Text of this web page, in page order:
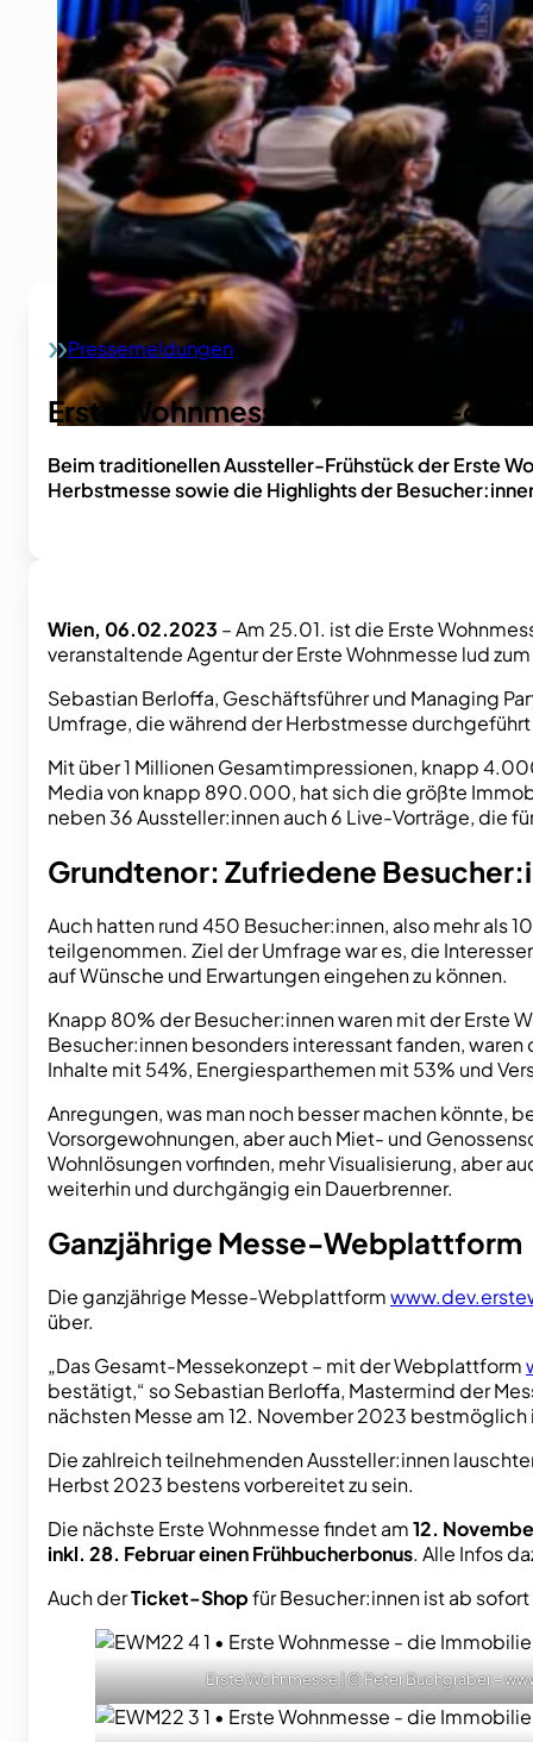
Home
Pressemeldungen
Erste Wohnmesse 2023: Kick-off
Beim traditionellen Aussteller-Frühstück der Erste
Herbstmesse sowie die Highlights der
Wien, 06.02.2023 – Am 25.01. ist die Erste
veranstaltende Agentur der Erste Wohnmesse lud
Sebastian Berloffa, Geschäftsführer und Managing
Umfrage, die während der Herbstmesse
Mit über 1 Millionen Gesamtimpressionen, knapp
Media von knapp 890.000, hat sich die größte
neben 36 Aussteller:innen auch 6 Live-Vorträge, die
Grundtenor: Zufriedene
Auch hatten rund 450 Besucher:innen, also mehr als
teilgenommen. Ziel der Umfrage war es, die
auf Wünsche und Erwartungen eingehen zu können.
Knapp 80% der Besucher:innen waren mit der Erste
Besucher:innen besonders interessant fanden,
Inhalte mit 54%, Energiesparthemen mit 53% und
Anregungen, was man noch besser machen könnte,
Vorsorgewohnungen, aber auch Miet- und
Wohnlösungen vorfinden, mehr Visualisierung, aber
weiterhin und durchgängig ein Dauerbrenner.
Ganzjährige Messe-Webplattform
Die ganzjährige Messe-Webplattform
über.
„Das Gesamt-Messekonzept – mit der Webplattform
bestätigt,“ so Sebastian Berloffa, Mastermind der
nächsten Messe am 12. November 2023 bestmöglich
Die zahlreich teilnehmenden Aussteller:innen
Herbst 2023 bestens vorbereitet zu sein.
Die nächste Erste Wohnmesse findet am12.
inkl. 28. Februar einen Frühbucherbonus. Alle Infos
Auch derTicket-Shopfür Besucher:innen ist ab
Erste Wohnmesse | © Peter Buchgraber –